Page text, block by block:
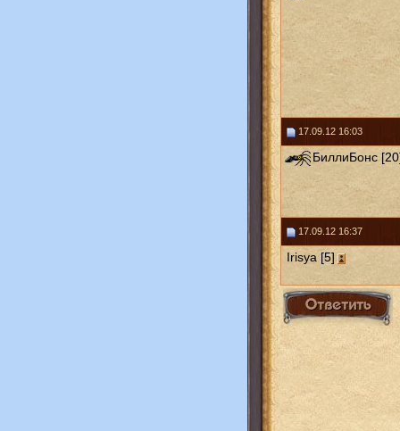
17.09.12 16:03
БиллиБонс
17.09.12 16:37
Irisya [5]